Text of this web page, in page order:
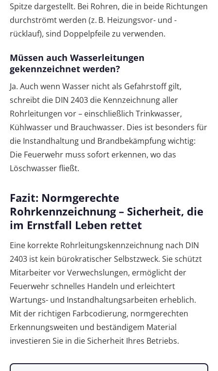
Spitze dargestellt. Bei Rohren, die in beide Richtungen
durchströmt werden (z. B. Heizungsvor- und -
rücklauf), sind Doppelpfeile zu verwenden.
Müssen auch Wasserleitungen
gekennzeichnet werden?
Ja. Auch wenn Wasser nicht als Gefahrstoff gilt,
schreibt die DIN 2403 die Kennzeichnung aller
Rohrleitungen vor – einschließlich Trinkwasser,
Kühlwasser und Brauchwasser. Dies ist besonders für
die Instandhaltung und Brandbekämpfung wichtig:
Die Feuerwehr muss sofort erkennen, wo das
Löschwasser fließt.
Fazit: Normgerechte
Rohrkennzeichnung – Sicherheit, die
im Ernstfall Leben rettet
Eine korrekte Rohrleitungskennzeichnung nach DIN
2403 ist kein bürokratischer Selbstzweck. Sie schützt
Mitarbeiter vor Verwechslungen, ermöglicht der
Feuerwehr schnelles Handeln und erleichtert
Wartungs- und Instandhaltungsarbeiten erheblich.
Mit der richtigen Farbcodierung, normgerechten
Erkennungsweiten und beständigem Material
investieren Sie in die Sicherheit Ihres Betriebs.